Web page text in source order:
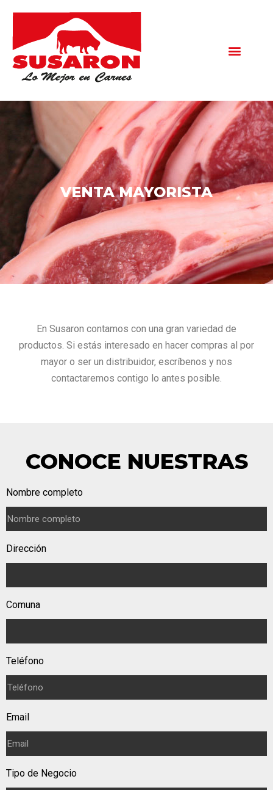
VENTA MAYORISTA
En Susaron contamos con una gran variedad de
productos. Si estás interesado en hacer compras al por
mayor o ser un distribuidor, escríbenos y nos
contactaremos contigo lo antes posible.
CONOCE NUESTRAS
Nombre completo
Dirección
Comuna
Teléfono
Email
Tipo de Negocio